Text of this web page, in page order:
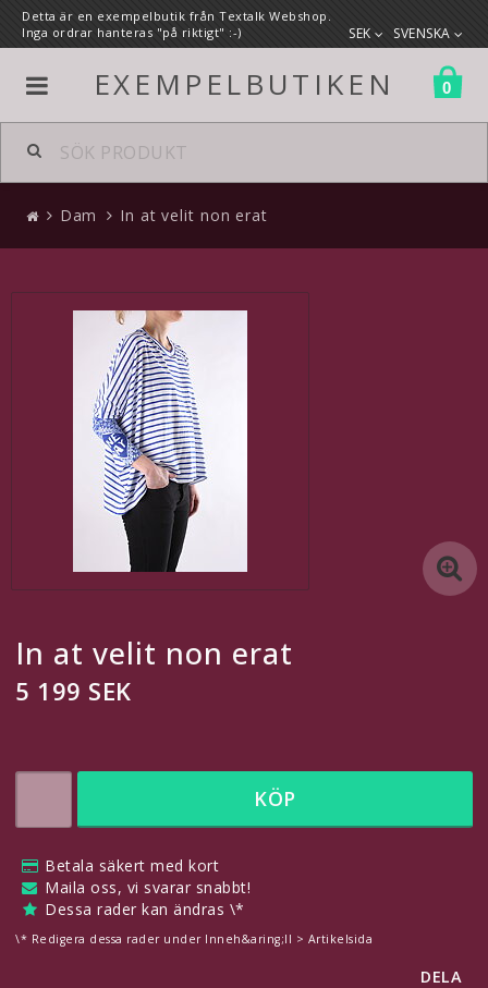
Detta är en exempelbutik från Textalk Webshop.
Inga ordrar hanteras "på riktigt" :-)
SEK SVENSKA
EXEMPELBUTIKEN 0
Alla produkter
Kläder
En egen länk
En till egen länk
En egen länk
Redigera länkar under Innehåll > Sidhuvud
SEK
Inkl. Moms
Här finns plats för eget innehåll, t.ex för att meddela dina
besökare om att man kan betala säkert med kort!
Dam In at velit non erat
In at velit non erat
5 199 SEK
KÖP
Betala säkert med kort
Maila oss, vi svarar snabbt!
Dessa rader kan ändras \*
\* Redigera dessa rader under Inneh&aring;ll > Artikelsida
DELA